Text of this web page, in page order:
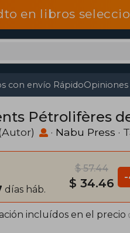
en libros
con envío Rápido
Pétrolifères
· Nabu Press ·
días háb.
$ 57.44
$ 34.46
incluídos en el precio